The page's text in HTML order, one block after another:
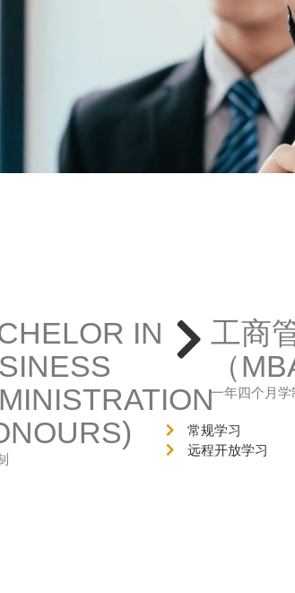
IN
工商
（
一年四个月学
常规学习
远程开放学习